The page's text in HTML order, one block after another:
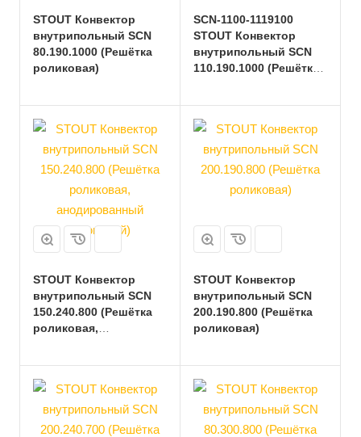
STOUT Конвектор
внутрипольный SCN
80.190.1000 (Решётка
роликовая)
SCN-1100-1119100
STOUT Конвектор
внутрипольный SCN
110.190.1000 (Решётка
STOUT Конвектор
внутрипольный SCN
150.240.800 (Решётка
роликовая,
STOUT Конвектор
внутрипольный SCN
200.190.800 (Решётка
роликовая)